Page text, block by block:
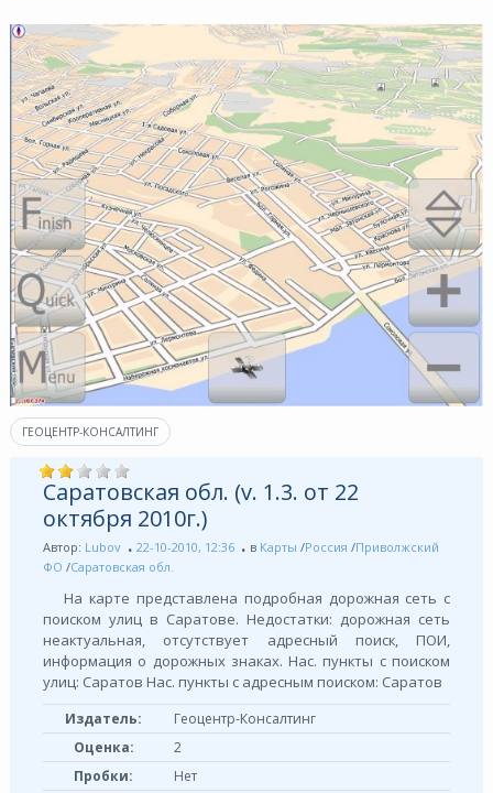
ГЕОЦЕНТР-КОНСАЛТИНГ
Саратовская обл. (v. 1.3. от 22
октября 2010г.)
Автор: Lubov 22-10-2010, 12:36 в Карты /Россия /Приволжский
ФО /Саратовская обл.
На карте представлена подробная дорожная сеть с
поиском улиц в Саратове. Недостатки: дорожная сеть
неактуальная, отсутствует адресный поиск, ПОИ,
информация о дорожных знаках. Нас. пункты с поиском
улиц: Саратов Нас. пункты с адресным поиском: Саратов
Издатель:
Геоцентр-Консалтинг
Оценка:
2
Пробки:
Нет